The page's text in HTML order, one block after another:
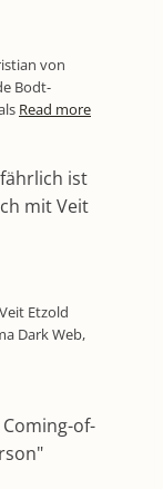
von
Bodt-
Read more
ist
mit Veit
Etzold
Dark Web,
of-